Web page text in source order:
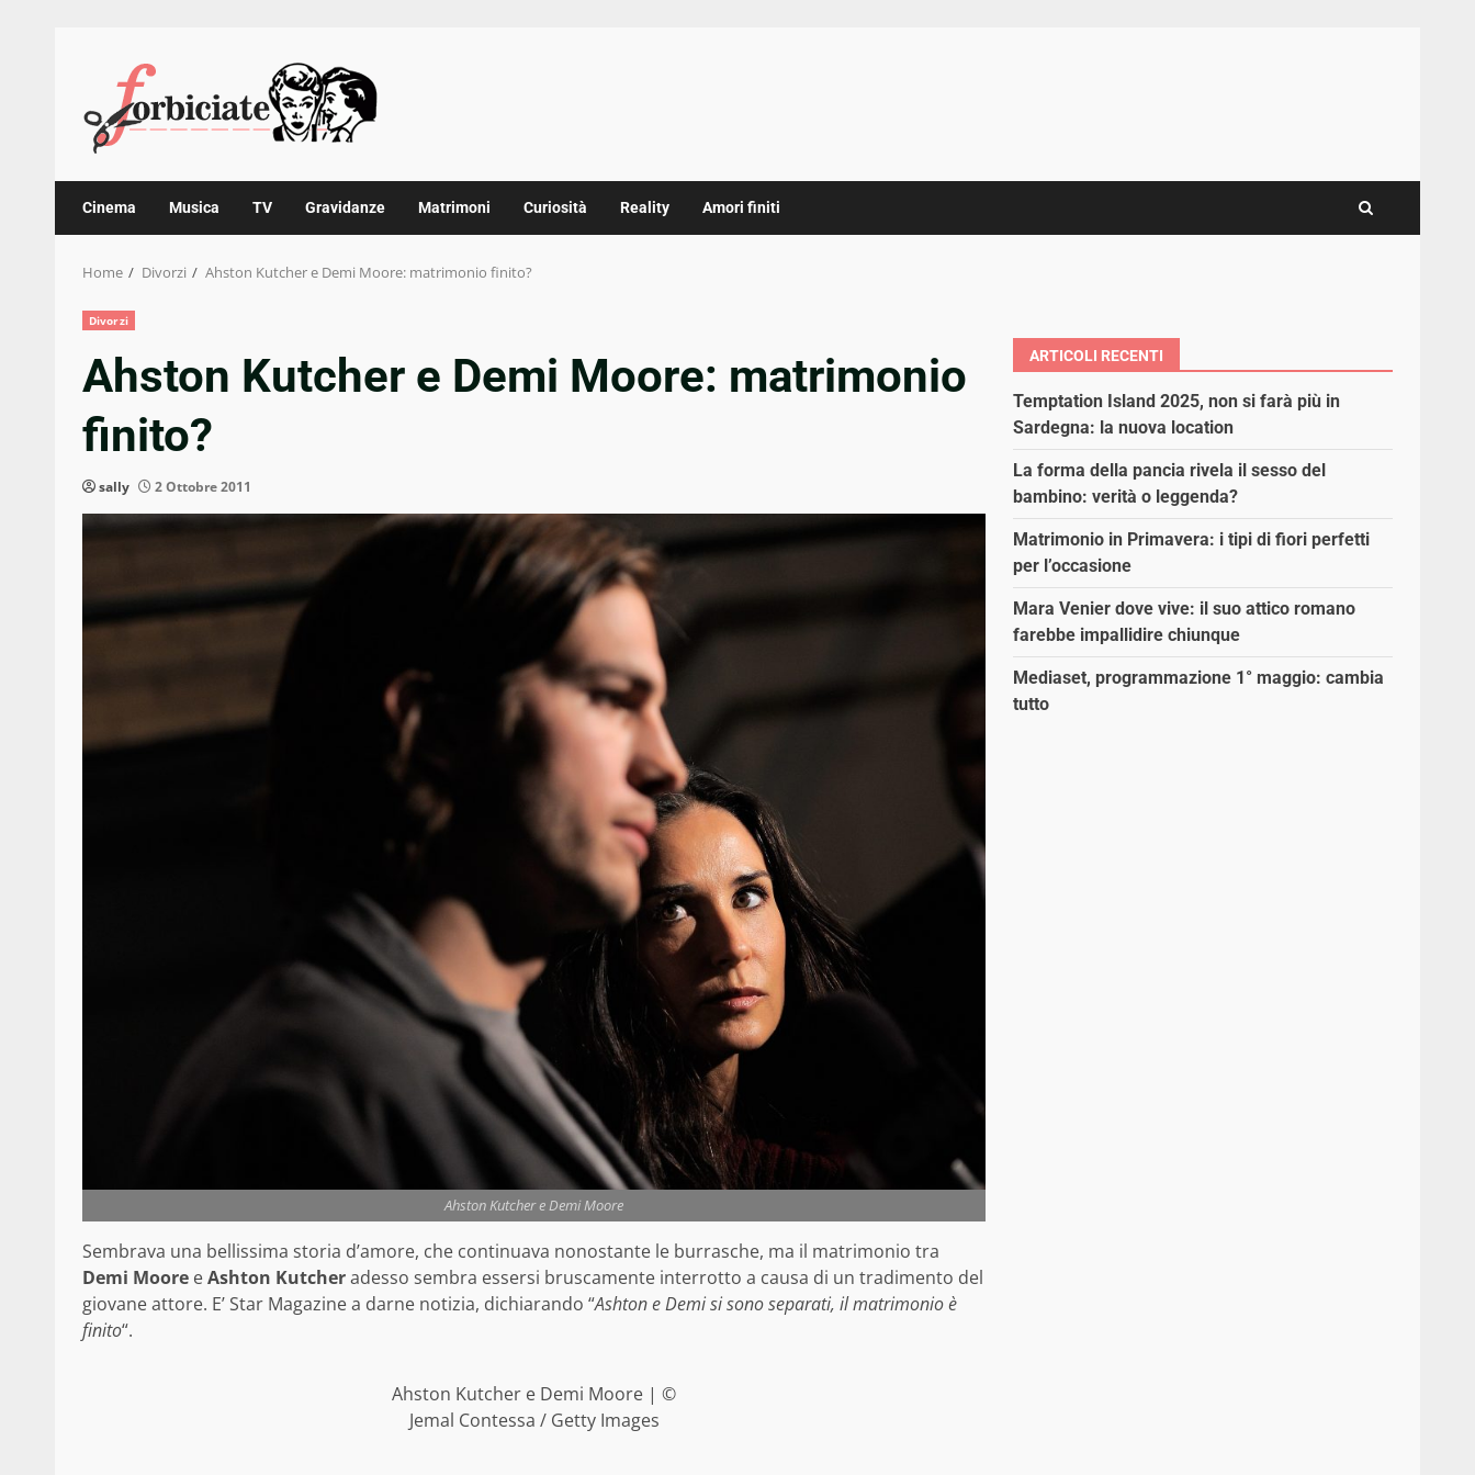
content
Cinema Musica TV Gravidanze Matrimoni Curiosità Reality Amori finiti
Home Divorzi Ahston Kutcher e Demi Moore: matrimonio finito?
Divorzi
Ahston Kutcher e Demi Moore: matrimonio
finito?
sally 2 Ottobre 2011
Ahston Kutcher e Demi Moore
Sembrava una bellissima storia d’amore, che continuava nonostante le burrasche, ma il matrimonio tra
Demi Moore eAshton Kutcheradesso sembra essersi bruscamente interrotto a causa di un tradimento del
giovane attore. E’ Star Magazine a darne notizia, dichiarando “Ashton e Demi si sono separati, il matrimonio è
finito“.
Ahston Kutcher e Demi Moore | ©
Jemal Contessa / Getty Images
ARTICOLI RECENTI
Temptation Island 2025, non si farà più in
Sardegna: la nuova location
La forma della pancia rivela il sesso del
bambino: verità o leggenda?
Matrimonio in Primavera: i tipi di fiori perfetti
per l’occasione
Mara Venier dove vive: il suo attico romano
farebbe impallidire chiunque
Mediaset, programmazione 1° maggio: cambia
tutto